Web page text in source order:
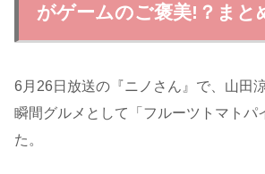
がゲームのご褒美!？まと
6月26日放送の『ニノさん』で、山田
瞬間グルメとして「フルーツトマトパ
た。